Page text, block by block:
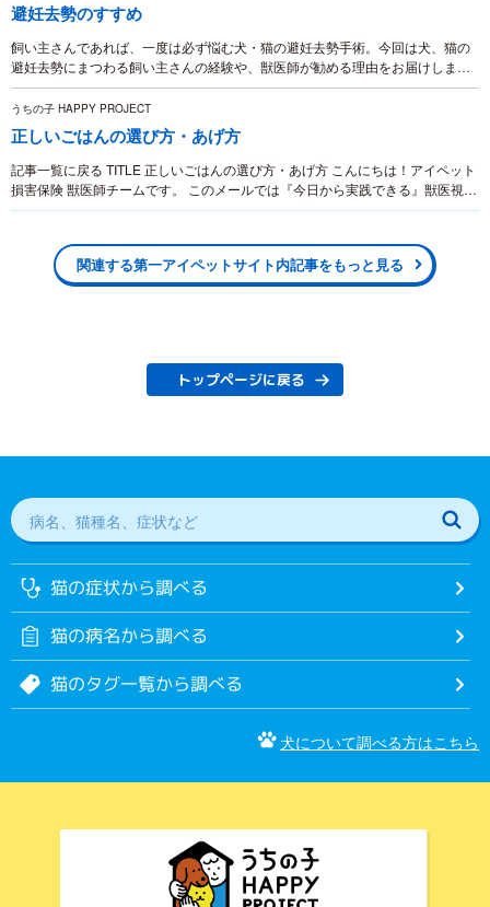
避妊去勢のすすめ
飼い主さんであれば、一度は必ず悩む犬・猫の避妊去勢手術。今回は犬、猫の
避妊去勢にまつわる飼い主さんの経験や、獣医師が勧める理由をお届けしま
す。うちの子 HAPPY PROJECT（うちハピ）はペットの痛み、飼い主さんの後
悔を無くしたいという”想い”から始まりました。
うちの子 HAPPY PROJECT
正しいごはんの選び方・あげ方
記事一覧に戻る TITLE 正しいごはんの選び方・あげ方 こんにちは！アイペット
損害保険 獣医師チームです。 このメールでは『今日から実践できる』獣医視点
での飼い方情報を毎月お伝えしていきます！ みなさんは、ネコちゃんのごはん
関連する第一アイペットサイト内記事をもっと見る
トップページに戻る
猫の症状から調べる
猫の病名から調べる
猫のタグ一覧から調べる
犬について調べる方はこちら